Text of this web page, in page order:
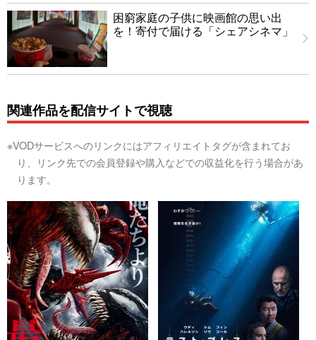
困窮家庭の子供に映画館の思い出
を！寄付で届ける「シェアシネマ」
関連作品を配信サイトで視聴
※VODサービスへのリンクにはアフィリエイトタグが含まれてお
り、リンク先での会員登録や購入などでの収益化を行う場合があ
ります。